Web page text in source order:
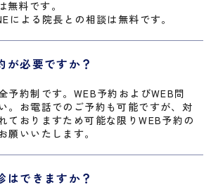
無料です。
による院長との相談は無料です。
が必要ですか？
予約制です。WEB予約およびWEB問
。お電話でのご予約も可能ですが、対
ておりますため可能な限りWEB予約の
願いいたします。
はできますか？